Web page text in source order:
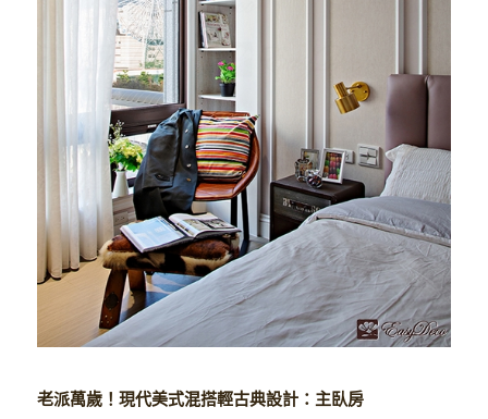
老派萬歲！現代美式混搭輕古典設計：主臥房